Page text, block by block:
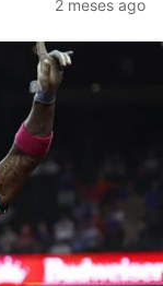
2 meses ago